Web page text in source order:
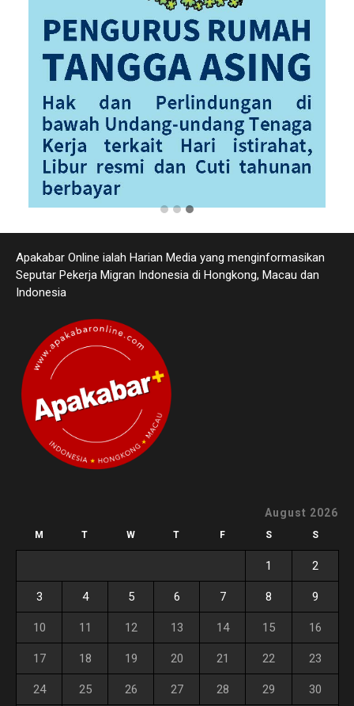
Apakabar Online ialah Harian Media yang menginformasikan
Seputar Pekerja Migran Indonesia di Hongkong, Macau dan
Indonesia
August 2026
M T W T F S S
1 2
3 4 5 6 7 8 9
10 11 12 13 14 15 16
17 18 19 20 21 22 23
24 25 26 27 28 29 30